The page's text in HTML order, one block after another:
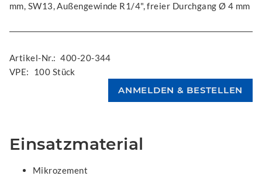
mm, SW13, Außengewinde R1/4", freier Durchgang Ø 4 mm
Artikel-Nr.: 400-20-344
VPE:
100 Stück
Einsatzmaterial
Mikrozement